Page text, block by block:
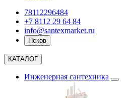
78112296484
+7 8112 29 64 84
info@santexmarket.ru
Псков
КАТАЛОГ
Инженерная сантехника